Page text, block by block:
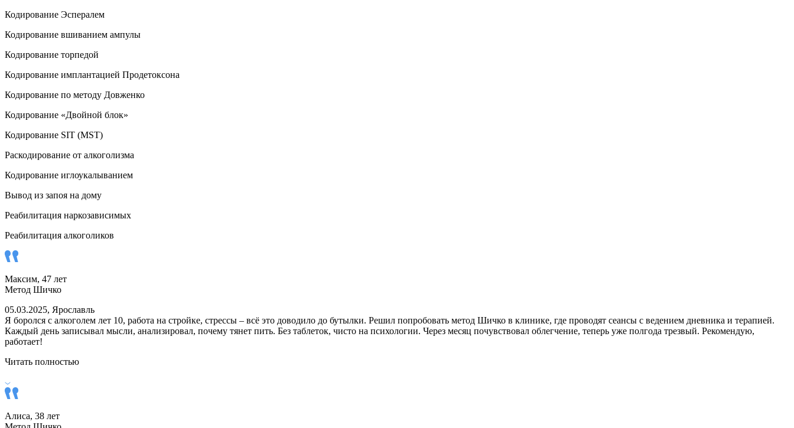
Кодирование Эспералем
Кодирование вшиванием ампулы
Кодирование торпедой
Кодирование имплантацией Продетоксона
Кодирование по методу Довженко
Кодирование «Двойной блок»
Кодирование SIT (MST)
Раскодирование от алкоголизма
Кодирование иглоукалыванием
Вывод из запоя на дому
Реабилитация наркозависимых
Реабилитация алкоголиков
Максим, 47 лет
Метод Шичко
05.03.2025, Ярославль
Я боролся с алкоголем лет 10, работа на стройке, стрессы – всё это доводило до бутылки. Решил попробовать метод Шичко в клинике, где проводят сеансы с ведением дневника и терапией.
Каждый день записывал мысли, анализировал, почему тянет пить. Без таблеток, чисто на психологии. Через месяц почувствовал облегчение, теперь уже полгода трезвый. Рекомендую,
работает!
Читать полностью
Алиса, 38 лет